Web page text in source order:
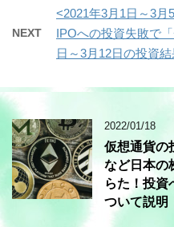
<2021年3月1日～3月
NEXT
IPOへの投資失敗で
日～3月12日の投資
2022/01/18
仮想通貨の
など日本の
らた！投資
ついて説明